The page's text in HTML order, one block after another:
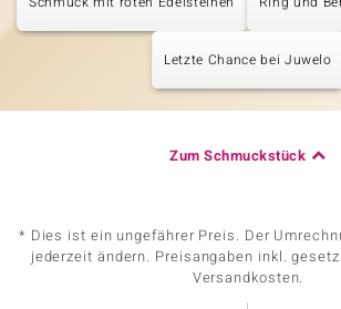
Letzte Chance bei Juwelo
Zum Schmuckstück
* Dies ist ein ungefährer Preis. Der
jederzeit ändern. Preisangaben inkl.
Versandkosten.